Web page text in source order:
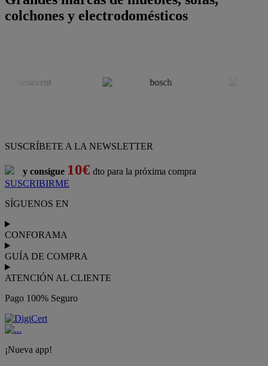
colchones y electrodomésticos
SUSCRÍBETE A LA NEWSLETTER
y consigue 10€ dto para la próxima compra
SUSCRIBIRME
SÍGUENOS EN
CONFORAMA
GUÍA DE COMPRA
ATENCIÓN AL CLIENTE
Pago 100% Seguro
¡Nueva app!